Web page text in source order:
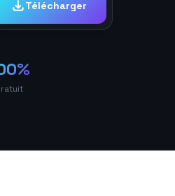
Télécharger